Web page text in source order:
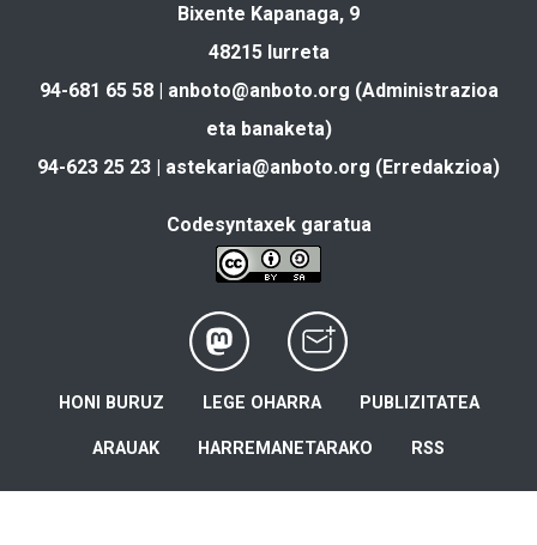
Bixente Kapanaga, 9
48215 Iurreta
94-681 65 58 | anboto@anboto.org (Administrazioa
eta banaketa)
94-623 25 23 | astekaria@anboto.org (Erredakzioa)
Codesyntaxek garatua
HONI BURUZ LEGE OHARRA PUBLIZITATEA
ARAUAK HARREMANETARAKO RSS